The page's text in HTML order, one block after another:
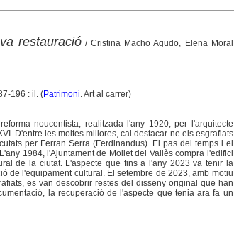
restauració / Cristina Macho Agudo, Elena Moral
196 : il. (Patrimoni. Art al carrer)
noucentista, realitzada l'any 1920, per l'arquitecte
D'entre les moltes millores, cal destacar-ne els esgrafiats
per Ferran Serra (Ferdinandus). El pas del temps i el
1984, l'Ajuntament de Mollet del Vallès compra l'edifici
de la ciutat. L'aspecte que fins a l'any 2023 va tenir la
de l'equipament cultural. El setembre de 2023, amb motiu
es van descobrir restes del disseny original que han
la recuperació de l'aspecte que tenia ara fa un